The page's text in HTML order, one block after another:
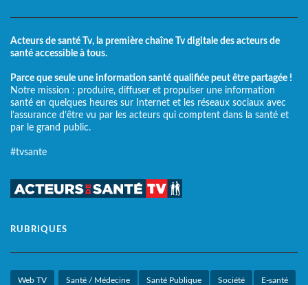
Acteurs de santé Tv, la première chaîne Tv digitale des acteurs de
santé accessible à tous.
Parce que seule une information santé qualifiée peut être partagée !
Notre mission : produire, diffuser et propulser une information
santé en quelques heures sur Internet et les réseaux sociaux avec
l’assurance d’être vu par les acteurs qui comptent dans la santé et
par le grand public.
#tvsante
RUBRIQUES
Web TV Santé / Médecine Santé Publique Société E-santé